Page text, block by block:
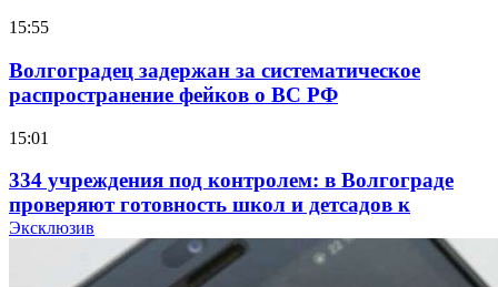
15:55
Волгоградец задержан за систематическое
распространение фейков о ВС РФ
15:01
334 учреждения под контролем: в Волгограде
проверяют готовность школ и детсадов к
учебному году
Эксклюзив